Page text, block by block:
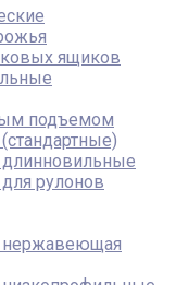
ящиков
подъемом
длинновильные
рулонов
нержавеющая